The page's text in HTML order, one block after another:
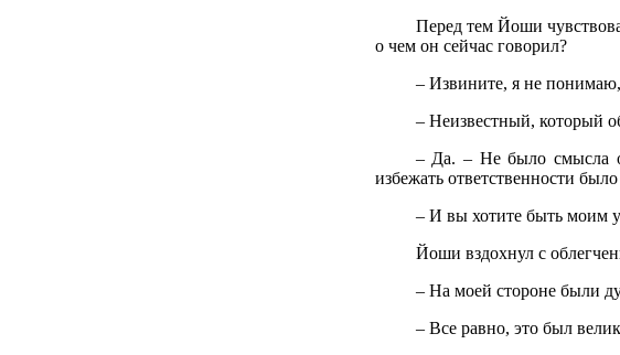
Перед тем Йоши
о чем он сейчас говорил?
– Извините, я не
– Неизвестный, который
– Да. – Не было смысла
избежать ответственности
– И вы хотите быть моим
Йоши вздохнул с
– На моей стороне были
– Все равно, это был